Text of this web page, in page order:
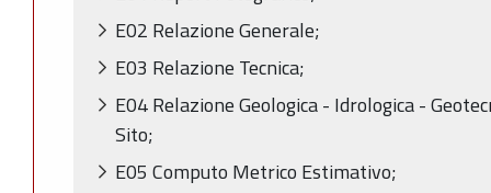
E02 Relazione Generale;
E03 Relazione Tecnica;
E04 Relazione Geologica - Idrologica -
Sito;
E05 Computo Metrico Estimativo;